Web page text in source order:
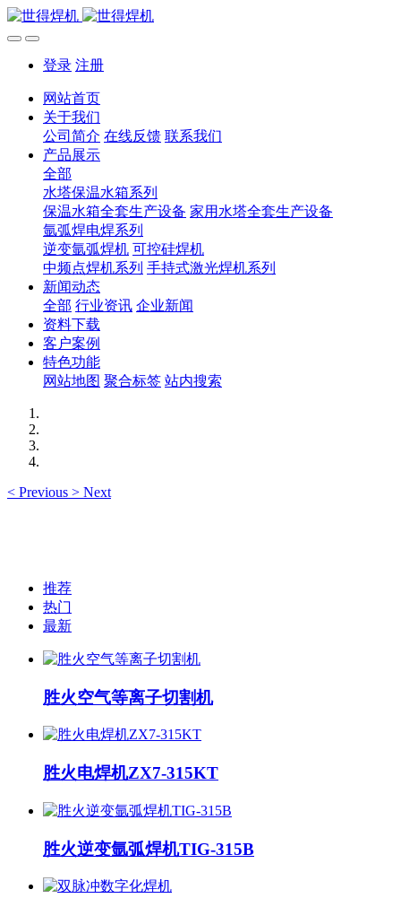
登录 注册
网站首页
关于我们
公司简介 在线反馈 联系我们
产品展示
全部
水塔保温水箱系列
保温水箱全套生产设备 家用水塔全套生产设备
氩弧焊电焊系列
逆变氩弧焊机 可控硅焊机
中频点焊机系列 手持式激光焊机系列
新闻动态
全部 行业资讯 企业新闻
资料下载
客户案例
特色功能
网站地图 聚合标签 站内搜索
< Previous > Next
推荐
热门
最新
胜火空气等离子切割机
胜火电焊机ZX7-315KT
胜火逆变氩弧焊机TIG-315B